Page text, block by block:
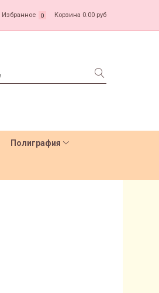
Избранное 0 Корзина 0.00 руб
Полиграфия